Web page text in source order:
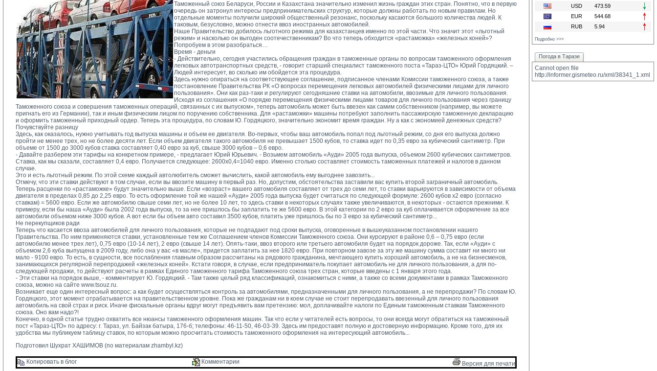
Таможенный союз Беларуси, России и Казахстана значительно изменил жизнь граждан этих стран. Понятно, что в первую
очередь он затронул интересы предпринимательских структур, которые должны работать по новым правилам. Но
отдельные моменты получили широкий общественный резонанс, поскольку касаются большого количества людей. К
таковым, безусловно, можно отнести ввоз иностранных автомобилей.
Наше Правительство добилось льготного режима для казахстанцев именно по этой части. Что значит этот «льготный
режим» и насколько он выгоден соотечественникам? Во что теперь обходится «растаможка» «железных коней»?
Попробуем в этом разобраться…
Время - деньги
- Действительно, сегодня участились обращения граждан в таможенные органы по вопросам таможенного оформления
легковых автотранспортных средств, - говорит старший специалист таможенного поста «Тараз-ЦТО» Юрий Гордяцкий. –
Людей интересует, во сколько им обойдется эта процедура.
Здесь нужно опираться на соответствующее соглашение, подписанное членами Комиссии таможенного союза, а также
постановление Правительства РК «О вопросах перемещения легковых автомобилей физическими лицами для личного
пользования». Они как раз-таки и регулируют сегодняшние ставки на автомобили, ввозимые для личного пользования.
Исходя из соглашения «О порядке перемещения физическими лицами товаров для личного пользования через границу
Таможенного союза и совершения таможенных операций, связанных с их выпуском», теперь автомобиль может быть ввезен как самим собственником (например, вы можете
пригнать его из Германии), так и иным физическим лицом по поручению собственника. Для «растаможки» машины потребуют заполнить пассажирскую таможенную декларацию
и оформить таможенный приходный ордер. Теперь эта процедура, по словам Ю. Гордяцкого, значительно экономит время граждан. Ну а как с экономией денежных средств?
Почувствуйте разницу
Здесь, как оказалось, нужно учитывать год выпуска машины и объем ее двигателя. Во-первых, чтобы ваш автомобиль попал под льготный режим, со дня его выпуска должно
пройти не менее трех, но не более десяти лет. Если объем двигателя такого автомобиля не превышает 1500 кубов, то ставка идет по 0,35 евро за кубический сантиметр. При
объеме от 1500 до 3000 кубов ставка составляет 0,40 евро за куб, свыше 3000 кубов – 0,6 евро.
- Давайте разберем эти тарифы на конкретном примере, - предлагает Юрий Юрьевич. - Возьмем автомобиль «Ауди» 2005 года выпуска, объемом 2600 кубических сантиметров.
Ставка, как мы сказали, составляет 0,4 евро. Получается следующее: 2600х0,4=1040 евро. Именно столько составляет стоимость таможенных платежей и налогов в данном
случае.
Это и есть льготный режим. По этой схеме каждый автолюбитель сможет вычислить, какой автомобиль ему выгоднее завозить...
Отмечу, что эти ставки действуют в том случае, если вы ввозите машину в первый раз. Но, допустим, обстоятельства заставили вас купить второй заграничный автомобиль.
Теперь расценки по «растаможке» будут значительно выше. Если «возраст» вашего автомобиля составляет от трех до семи лет, то ставки варьируются в зависимости от объема
двигателя в пределах 0,85 до 2,25 евро. То есть оформление той же нашей «Ауди» 2005 года выпуска будет считаться по следующей формуле: 2600 кубов х2 евро (согласно
ставкам) = 5600 евро. Если же автомобилю свыше семи лет, но не более 10 лет, то здесь ставки в некоторых случаях также увеличиваются, в некоторых - остаются прежними. К
примеру, если бы наша «Ауди» была 2002 года выпуска, то за нее пришлось бы заплатить те же 5600 евро. В этой категории по 2 евро за куб оплачивается оформление за все
автомобили объемом ниже 3000 кубов. А вот если бы объем авто составил 3500 кубов, платить уже пришлось бы по 3 евро за кубический сантиметр...
Не перекупщиков ради
Теперь что касается ввоза автомобилей для личного пользования, которые не подпадают под сроки выпуска, оговоренные в вышеуказанном постановлении нашего
Правительства. По ним применяются ставки, установленные тем же Соглашением членов Комиссии Таможенного союза. Они курсируют в районе 0,6 – 0,75 евро (если
автомобилю менее трех лет), 0,75 евро (10-14 лет), 2 евро (свыше 14 лет). Опять-таки, ввоз второго или третьего автомобиля будет на порядок дороже. Так, если «Ауди» с
объемом 2,6 куба выпущена в 2009 году, либо она у вас «в масле», придется заплатить за нее 1820 евро. При повторном завозе за эту же машину сумма составит ни много ни
мало - 9100 евро. То есть, в сущности, все послабления главным образом рассчитаны на рядового гражданина, мечтающего купить хороший автомобиль, а не на бизнесменов,
занимающихся регулярной перепродажей «железных коней». Кстати говоря, в случае, если предприниматель покупает автомобиль не для личного пользования, а для по-
следующей продажи, то действуют расчеты в рамках Единого таможенного тарифа Таможенного союза трех стран, которые введены с 1 января этого года.
- Эти ставки на порядок выше, - комментирует Ю. Гордяцкий. - Там также целый ряд классификаций, ознакомиться с ними, а также со всеми документами в рамках Таможенного
союза, можно на сайте www.tsouz.ru.
Возникает еще один интересный вопрос: а как будет осуществляться контроль за автомобилями, предназначенными для личного пользования, а не перепродажи? По словам Ю.
Гордяцкого, этот момент отрабатывается на правительственном уровне. Пока же гражданам ни в коем случае не стоит перепродавать ввезенный для личного пользования
автомобиль на свой страх и риск. Иначе фискальные органы вдруг могут предъявить вам претензию: мол, доплачивайте налоги по Единым таможенным ставкам Таможенного
союза. Оно вам надо?!
Конечно, в одной статье трудно охватить все нюансы таможенного оформления машин. Так что если у читателей есть вопросы, то они всегда могут обратиться на таможенный
пост «Тараз-ЦТО» по адресу: г. Тараз, ул. Байзак батыра, 176-б; телефоны: 46-11-50, 46-03-39. Здесь им предоставят полную и достоверную информацию. Кроме того, для их
удобства мы публикуем таблицу ставок, по которым можно просчитать стоимость таможенного оформления на интересующий автомобиль...
Подготовил Шухрат ХАШИМОВ (по материалам zhambyl.kz)
Копировать в блог Комментарии Версия для печати
USD
473.59
EUR
544.68
RUB
5.94
Подробно >>>
Погода в Таразе
Cannot open file
http://informer.gismeteo.ru/xml/38341_1.xml